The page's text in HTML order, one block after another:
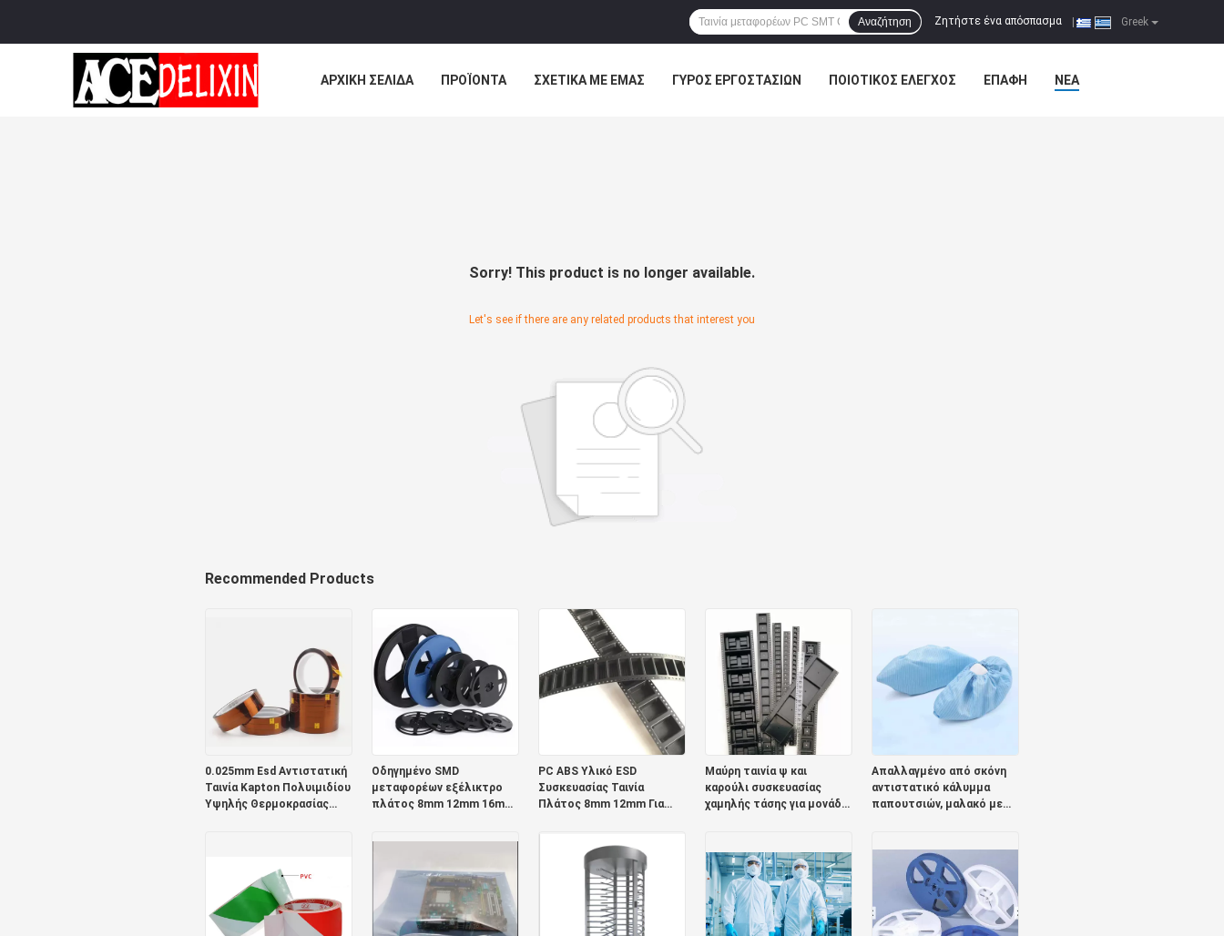
Greek
Ζητήστε ένα απόσπασμα
Αναζήτηση
ΑΡΧΙΚΉ ΣΕΛΊΔΑ ΠΡΟΪΌΝΤΑ ΣΧΕΤΙΚΆ ΜΕ ΕΜΆΣ ΓΎΡΟΣ ΕΡΓΟΣΤΑΣΊΩΝ ΠΟΙΟΤΙΚΌΣ ΈΛΕΓΧΟΣ ΕΠΑΦΉ ΝΈΑ
Sorry! This product is no longer available.
Let's see if there are any related products that interest you
Recommended Products
0.025mm Esd Αντιστατική
Ταινία Kapton Πολυιμιδίου
Υψηλής Θερμοκρασίας
Οδηγημένο SMD
μεταφορέων εξέλικτρο
πλάτος 8mm 12mm 16mm
PC ABS Υλικό ESD
Συσκευασίας Ταινία
Πλάτος 8mm 12mm Για
Μαύρη ταινία ψ και
καρούλι συσκευασίας
χαμηλής τάσης για μονάδα
Απαλλαγμένο από σκόνη
αντιστατικό κάλυμμα
παπουτσιών, μαλακό με
παπουτσιών